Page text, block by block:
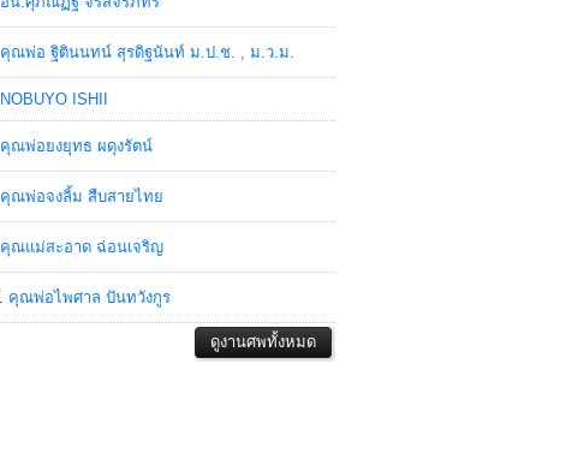
คุณพ่อ ฐิตินนทน์ สุรดิฐนันท์ ม.ป.ช. , ม.ว.ม.
NOBUYO ISHII
คุณพ่อยงยุทธ ผดุงรัตน์
คุณพ่อจงลิ้ม สืบสายไทย
คุณแม่สะอาด ฉ่อนเจริญ
คุณพ่อไพศาล ปันทวังกูร